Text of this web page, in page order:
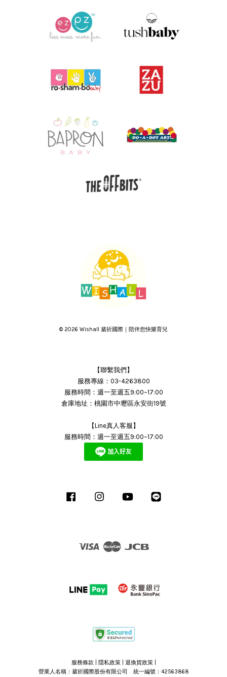
© 2026 Wishall 葳祈國際｜陪伴您快樂育兒
【聯繫我們】
服務專線：03-4263800
服務時間：週一至週五9:00~17:00
倉庫地址：桃園市中壢區永安街19號
【Line真人客服】
服務時間：週一至週五9:00~17:00
Facebook Instagram YouTube
Visa Master
服務條款 隱私政策| 退換貨政策|
營業人名稱：葳祈國際股份有限公司 統一編號：42563868